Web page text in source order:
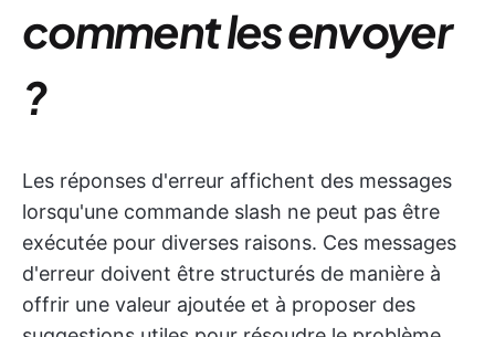
comment les envoyer
?
Les réponses d'erreur affichent des messages
lorsqu'une commande slash ne peut pas être
exécutée pour diverses raisons. Ces messages
d'erreur doivent être structurés de manière à
offrir une valeur ajoutée et à proposer des